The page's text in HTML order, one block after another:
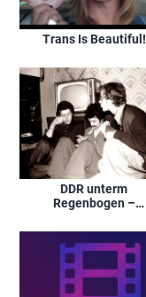
Trans Is Beautiful!
DDR unterm
Regenbogen –
DDR